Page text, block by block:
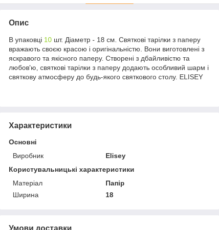
Опис
В упаковці 10 шт. Діаметр - 18 см. Святкові тарілки з паперу
вражають своєю красою і оригінальністю. Вони виготовлені з
яскравого та якісного паперу. Створені з дбайливістю та
любов'ю, святкові тарілки з паперу додають особливий шарм і
святкову атмосферу до будь-якого святкового столу. ELISEY
Характеристики
Основні
Виробник
Elisey
Користувальницькі характеристики
Матеріал
Папір
Ширина
18
Умови доставки